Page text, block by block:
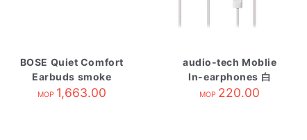
BOSE Quiet Comfort
Earbuds smoke
white
MOP 1,663.00
audio-tech Moblie
In-earphones 白
ATH-CK350is WH
MOP 220.00